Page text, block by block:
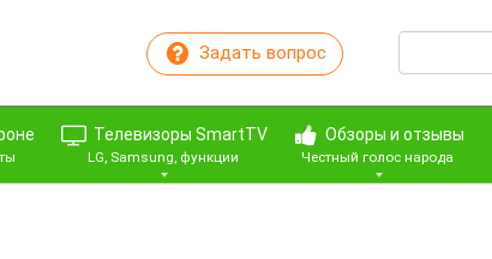
Задать вопрос Поиск:
Телевизоры SmartTV
LG, Samsung, функции
Обзоры и отзывы
Честный голос народа